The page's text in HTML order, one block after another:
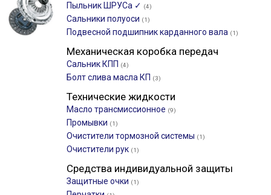
Пыльник ШРУСа ✓ (4)
Сальники полуоси (1)
Подвесной подшипник карданного вала (1)
Механическая коробка передач
Сальник КПП (4)
Болт слива масла КП (3)
Технические жидкости
Масло трансмиссионное (9)
Промывки (1)
Очистители тормозной системы (1)
Очистители рук (1)
Средства индивидуальной защиты
Защитные очки (1)